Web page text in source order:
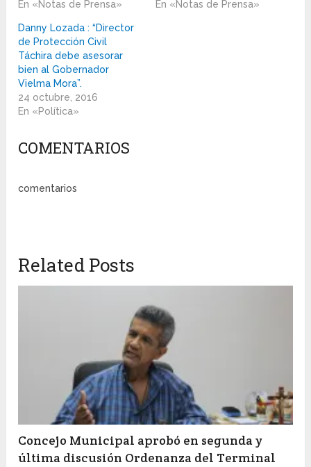
En «Notas de Prensa»
En «Notas de Prensa»
Danny Lozada : “Director
de Protección Civil
Táchira debe asesorar
bien al Gobernador
Vielma Mora”.
24 octubre, 2016
En «Política»
COMENTARIOS
comentarios
Related Posts
Concejo Municipal aprobó en segunda y
última discusión Ordenanza del Terminal